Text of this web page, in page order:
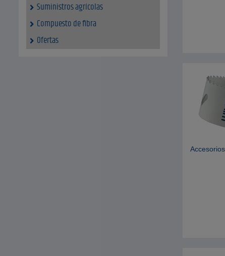
Suministros agrícolas
Compuesto de fibra
Ofertas
Accesorios